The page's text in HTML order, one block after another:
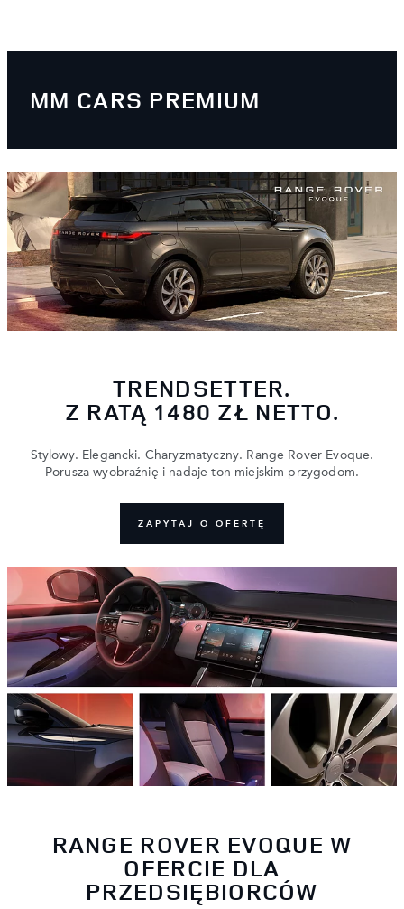
MM CARS PREMIUM
TRENDSETTER.
Z RATĄ 1480 ZŁ NETTO.
Stylowy. Elegancki. Charyzmatyczny. Range Rover Evoque.
Porusza wyobraźnię i nadaje ton miejskim przygodom.
ZAPYTAJ O OFERTĘ
RANGE ROVER EVOQUE W
OFERCIE DLA
PRZEDSIĘBIORCÓW